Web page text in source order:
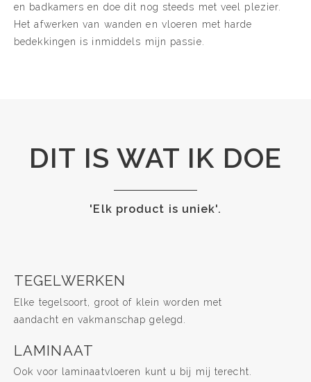
en badkamers en doe dit nog steeds met veel plezier.
Het afwerken van wanden en vloeren met harde
bedekkingen is inmiddels mijn passie.
DIT IS WAT IK DOE
'Elk product is uniek'.
TEGELWERKEN
Elke tegelsoort, groot of klein worden met
aandacht en vakmanschap gelegd.
LAMINAAT
Ook voor laminaatvloeren kunt u bij mij terecht.